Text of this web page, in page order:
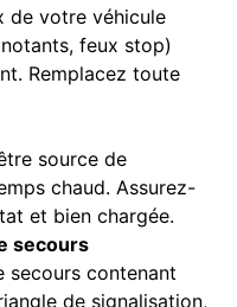
de votre véhicule
feux stop)
Remplacez toute
source de
chaud. Assurez-
et bien chargée.
secours
secours contenant
de signalisation,